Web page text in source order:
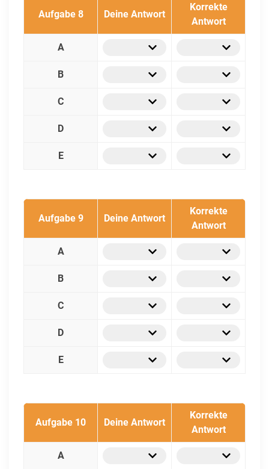
Aufgabe 8 Deine Antwort
Korrekte
Antwort
A
B
C
D
E
Aufgabe 9 Deine Antwort
Korrekte
Antwort
A
B
C
D
E
Aufgabe 10 Deine Antwort
Korrekte
Antwort
A